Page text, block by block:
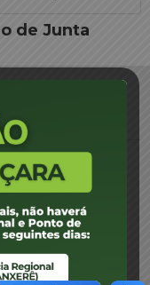
de Junta